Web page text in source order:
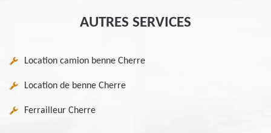
AUTRES SERVICES
Location camion benne Cherre
Location de benne Cherre
Ferrailleur Cherre